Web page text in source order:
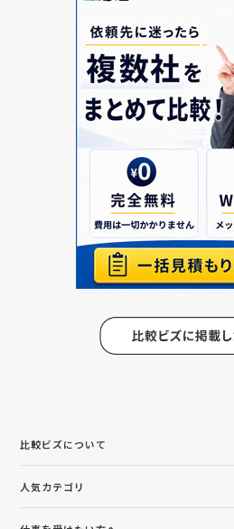
比較ビズについて
人気カテゴリ